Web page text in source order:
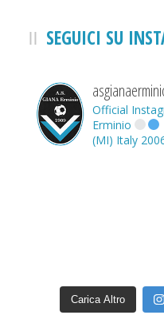
SEGUICI SU
Official
Erminio
(MI) Italy
Carica Altro